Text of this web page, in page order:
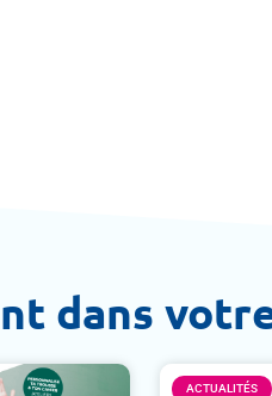
dans
ACTUALITÉS